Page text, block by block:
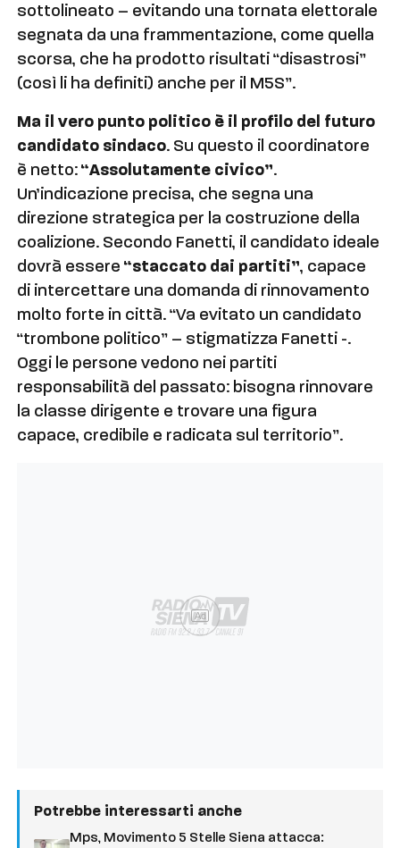
sottolineato – evitando una tornata elettorale
segnata da una frammentazione, come quella
scorsa, che ha prodotto risultati “disastrosi”
(così li ha definiti) anche per il M5S”.
Ma il vero punto politico è il profilo del futuro
candidato sindaco. Su questo il coordinatore
è netto:“Assolutamente civico”.
Un’indicazione precisa, che segna una
direzione strategica per la costruzione della
coalizione. Secondo Fanetti, il candidato ideale
dovrà essere“staccato dai partiti”, capace
di intercettare una domanda di rinnovamento
molto forte in città. “Va evitato un candidato
“trombone politico” – stigmatizza Fanetti -.
Oggi le persone vedono nei partiti
responsabilità del passato: bisogna rinnovare
la classe dirigente e trovare una figura
capace, credibile e radicata sul territorio”.
Ad
Potrebbe interessarti anche
Mps, Movimento 5 Stelle Siena attacca: